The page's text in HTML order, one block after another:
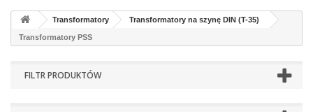
Transformatory Transformatory na szynę DIN (T-35)
Transformatory PSS
FILTR PRODUKTÓW